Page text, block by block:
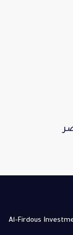
Al-Firdous